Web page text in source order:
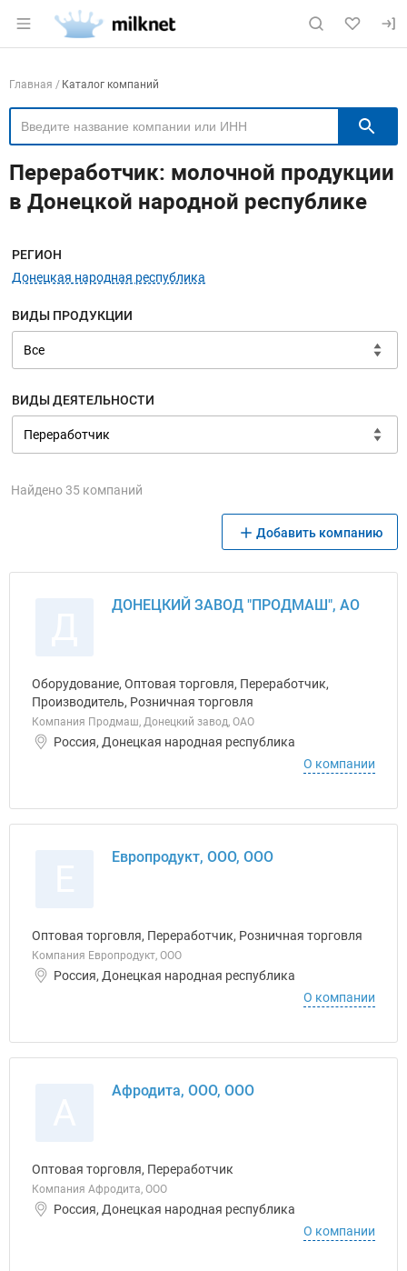
Раздел навигации по сайту milknet.ru
Навигация по компаниям
Главная Каталог компаний
Переработчик: молочной продукции
в Донецкой народной республике
Меню навигации
РЕГИОН
Донецкая народная республика
ВИДЫ ПРОДУКЦИИ
ВИДЫ ДЕЯТЕЛЬНОСТИ
Найдено 35 компаний
Добавить компанию
ДОНЕЦКИЙ ЗАВОД "ПРОДМАШ", АО
Оборудование, Оптовая торговля, Переработчик,
Производитель, Розничная торговля
Компания Продмаш, Донецкий завод, ОАО
Россия, Донецкая народная республика
О компании
Европродукт, ООО, ООО
Оптовая торговля, Переработчик, Розничная торговля
Компания Европродукт, ООО
Россия, Донецкая народная республика
О компании
Афродита, ООО, ООО
Оптовая торговля, Переработчик
Компания Афродита, ООО
Россия, Донецкая народная республика
О компании